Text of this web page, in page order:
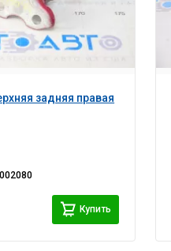
задняя правая
Купить